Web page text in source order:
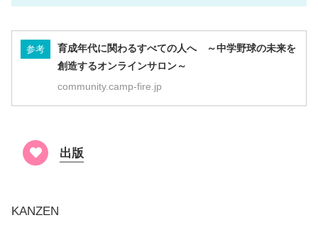
参考
育成年代に関わるすべての人へ ～中学野球の未来を
創造するオンラインサロン～
community.camp-fire.jp
出版
KANZEN